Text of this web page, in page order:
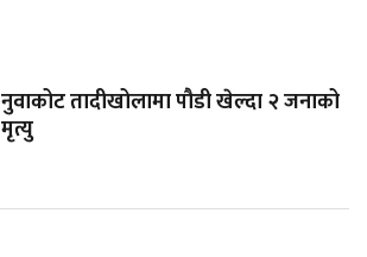
नुवाकोट तादीखोलामा पौडी खेल्दा २ जनाको
मृत्यु